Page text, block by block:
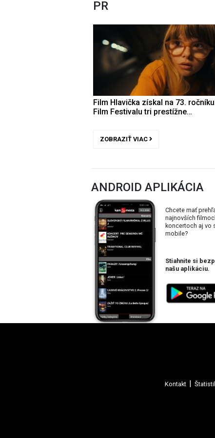
PR
Film Hlavička získal na 73.
Film Festivalu tri prestížne…
ZOBRAZIŤ VIAC
ANDROID APLIKÁCIA
Chcete mať
najnovších
koncertoch aj vo
mobile?
Stiahnite si
našu aplikáciu.
Kontakt